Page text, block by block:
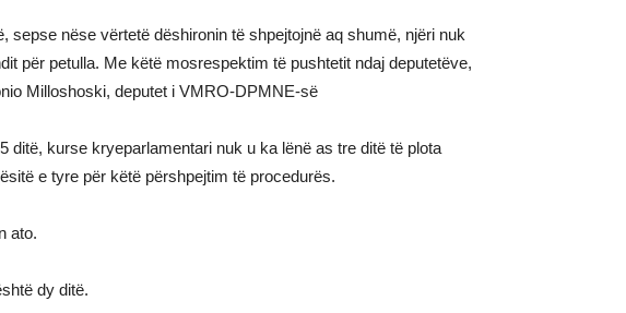
nëse vërtetë dëshironin të shpejtojnë aq shumë, njëri nuk
për petulla. Me këtë mosrespektim të pushtetit ndaj deputetëve,
Milloshoski, deputet i VMRO-DPMNE-së
kurse kryeparlamentari nuk u ka lënë as tre ditë të plota
e tyre për këtë përshpejtim të procedurës.
ato.
dy ditë.